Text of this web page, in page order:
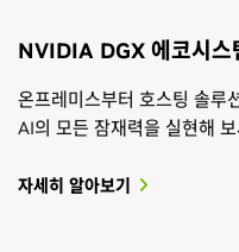
NVIDIA DGX 에코시스
온프레미스부터 호스팅 솔루
AI의 모든 잠재력을 실현해
자세히 알아보기